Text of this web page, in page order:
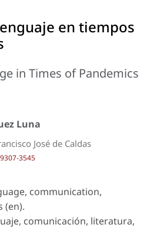
en tiempos
in Times of Pandemics
Luna
José de Caldas
3545
communication,
(en).
comunicación, literatura,